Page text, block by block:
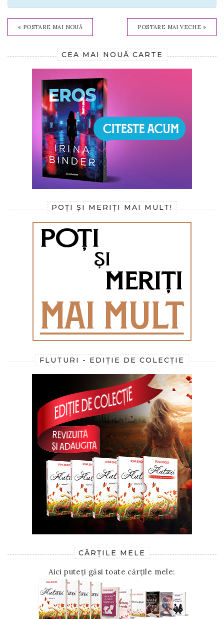
« POSTARE MAI NOUĂ POSTARE MAI VECHE »
CEA MAI NOUĂ CARTE
POȚI ȘI MERIȚI MAI MULT!
FLUTURI - EDIȚIE DE COLECȚIE
CĂRȚILE MELE
Aici puteți găsi toate cărțile mele: